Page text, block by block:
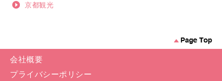
京都観光
会社概要
プライバシーポリシー